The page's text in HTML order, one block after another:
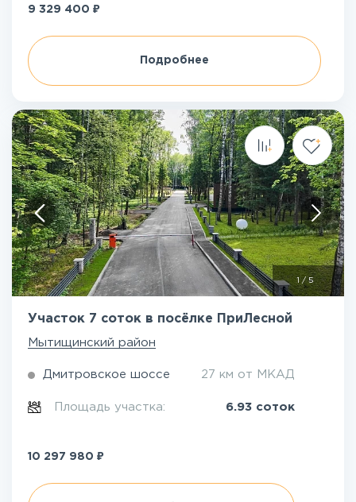
9 329 400 ₽
Подробнее
1/5
Участок 7 соток в посёлке ПриЛесной
Мытищинский район
Дмитровское шоссе 27 км от МКАД
Площадь участка: 6.93 соток
10 297 980 ₽